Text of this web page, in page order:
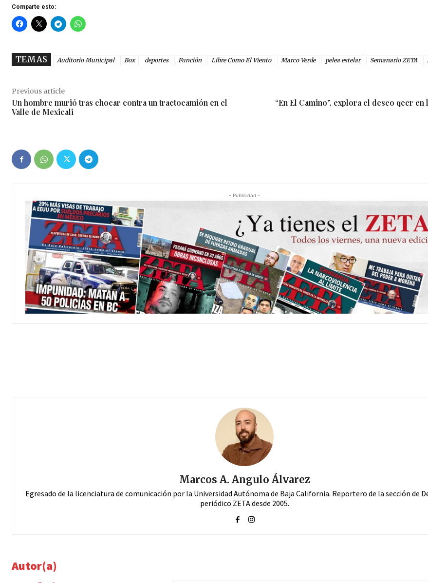
Comparte esto:
TEMAS Auditorio Municipal Box deportes Función Libre Como El Viento Marco Verde pelea estelar Semanario ZETA
Previous article
Un hombre murió tras chocar contra un tractocamión en el
Valle de Mexicali
“En El Camino”, explora el deseo qeer
- Publicidad -
Marcos A. Angulo Álvarez
Egresado de la licenciatura de comunicación por la Universidad Autónoma de Baja California. Reportero de la sección de
periódico ZETA desde 2005.
Autor(a)